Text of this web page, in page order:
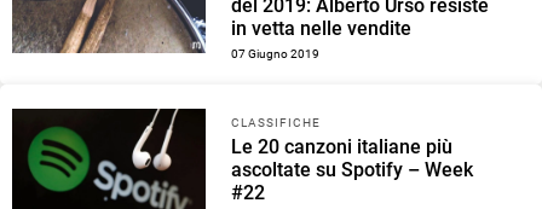
del 2019: Alberto Urso resiste
in vetta nelle vendite
07 Giugno 2019
CLASSIFICHE
Le 20 canzoni italiane più
ascoltate su Spotify – Week
#22